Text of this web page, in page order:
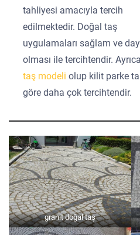
tahliyesi amacıyla tercih
edilmektedir. Doğal taş
uygulamaları sağlam ve
olması ile tercihtendir.
taş modeliolup kilit parke
göre daha çok tercihtendir.
granit doğal taş